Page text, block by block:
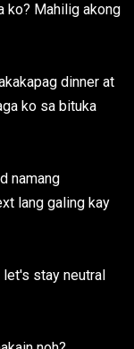
ko? Mahilig akong
dinner at
ko sa bituka
namang
lang galing kay
let's stay neutral